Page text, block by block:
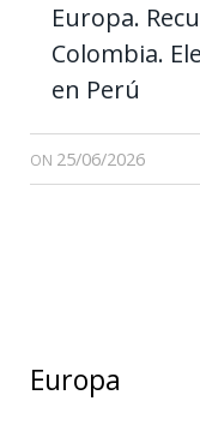
Europa.
Colombia.
en Perú
ON 25/06/2026
Europa